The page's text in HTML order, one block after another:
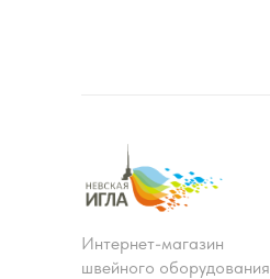
Интернет-магазин
швейного оборудования